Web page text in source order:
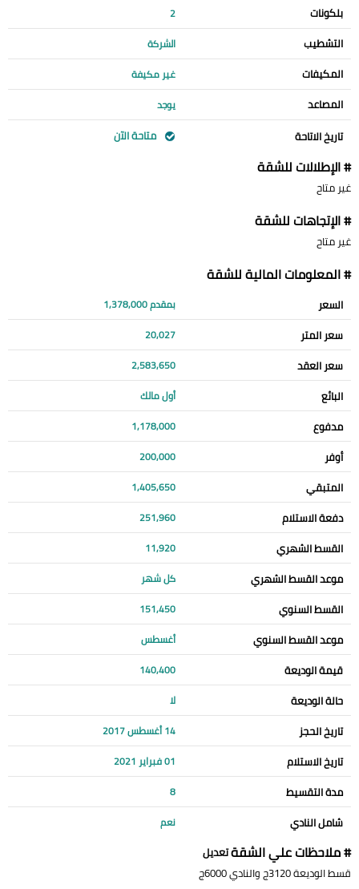
بلكونات 2
التشطيب الشركة
المكيفات غير مكيفة
المصاعد يوجد
تاريخ الاتاحة متاحة الآن
# الإطلالات للشقة
غير متاح
# الإتجاهات للشقة
غير متاح
# المعلومات المالية للشقة
السعر بمقدم 1,378,000
سعر المتر 20,027
سعر العقد 2,583,650
البائع أول مالك
مدفوع 1,178,000
أوفر 200,000
المتبقي 1,405,650
دفعة الاستلام 251,960
القسط الشهري 11,920
موعد القسط الشهري كل شهر
القسط السنوي 151,450
موعد القسط السنوي أغسطس
قيمة الوديعة 140,400
حالة الوديعة لا
تاريخ الحجز 14 أغسطس 2017
تاريخ الاستلام 01 فبراير 2021
مدة التقسيط 8
شامل النادي نعم
# ملاحظات علي الشقةتعديل
قسط الوديعة 3120ج والنادي 6000ج